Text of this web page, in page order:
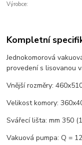
Výrobce:
Kompletní
Jednokomorová
provedení s lisovanou
Vnější rozměry:
Velikost komory:
Svářecí lišta: mm 350
Vakuová pumpa: Q =